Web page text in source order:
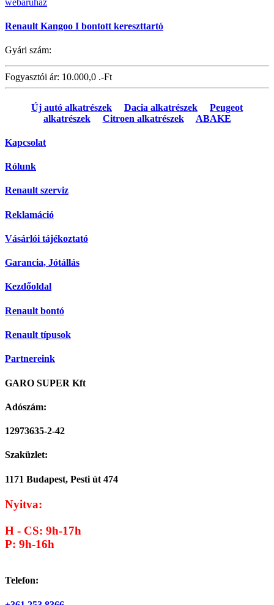
Renault Kangoo I bontott kereszttartó
Gyári szám:
Fogyasztói ár: 10.000,0 .-Ft
Új autó alkatrészek Dacia alkatrészek
Peugeot
alkatrészek
Citroen alkatrészek ABAKE
Kapcsolat
Rólunk
Renault szerviz
Reklamáció
Vásárlói tájékoztató
Garancia, Jótállás
Kezdőoldal
Renault bontó
Renault típusok
Partnereink
GARO SUPER Kft
Adószám:
12973635-2-42
Szaküzlet:
1171 Budapest, Pesti út 474
Nyitva:
H - CS: 9h-17h
P: 9h-16h
Telefon: